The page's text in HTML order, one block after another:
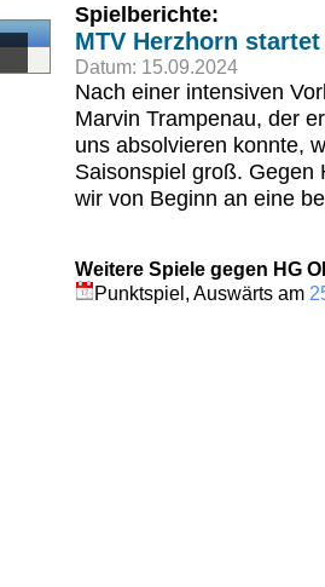
Spielberichte:
MTV Herzhorn
Datum: 15.09.2024
Nach einer intensiven
Marvin Trampenau, der
uns absolvieren konnte,
Saisonspiel groß. Gegen
wir von Beginn an eine
Weitere Spiele gegen HG
Punktspiel, Auswärts am